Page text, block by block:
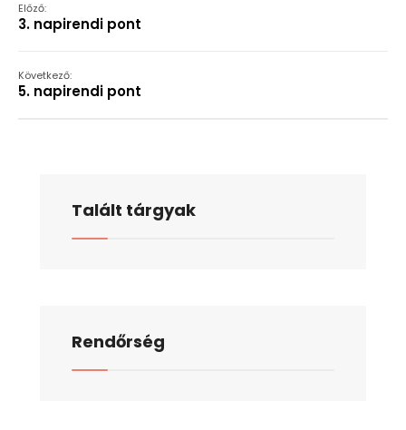
Előző:
3. napirendi pont
Következő:
5. napirendi pont
Talált tárgyak
Rendőrség